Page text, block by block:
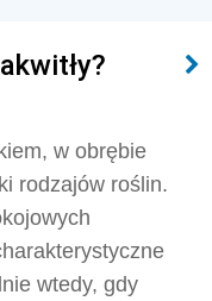
w obrębie
rodzajów roślin.
wtedy, gdy